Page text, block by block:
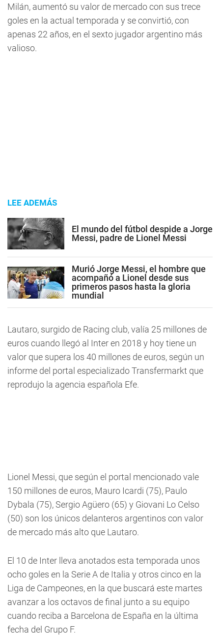
Milán, aumentó su valor de mercado con sus trece
goles en la actual temporada y se convirtió, con
apenas 22 años, en el sexto jugador argentino más
valioso.
LEE ADEMÁS
El mundo del fútbol despide a Jorge
Messi, padre de Lionel Messi
Murió Jorge Messi, el hombre que
acompañó a Lionel desde sus
primeros pasos hasta la gloria
mundial
Lautaro, surgido de Racing club, valía 25 millones de
euros cuando llegó al Inter en 2018 y hoy tiene un
valor que supera los 40 millones de euros, según un
informe del portal especializado Transfermarkt que
reprodujo la agencia española Efe.
Lionel Messi, que según el portal mencionado vale
150 millones de euros, Mauro Icardi (75), Paulo
Dybala (75), Sergio Agüero (65) y Giovani Lo Celso
(50) son los únicos delanteros argentinos con valor
de mercado más alto que Lautaro.
El 10 de Inter lleva anotados esta temporada unos
ocho goles en la Serie A de Italia y otros cinco en la
Liga de Campeones, en la que buscará este martes
avanzar a los octavos de final junto a su equipo
cuando reciba a Barcelona de España en la última
fecha del Grupo F.